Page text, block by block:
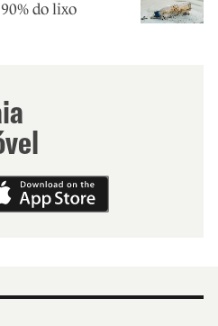
do lixo